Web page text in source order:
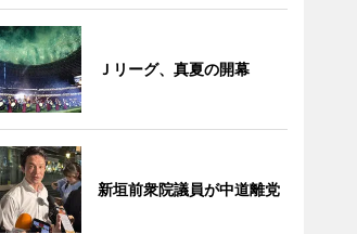
Ｊリーグ、真夏の開幕
新垣前衆院議員が中道離党